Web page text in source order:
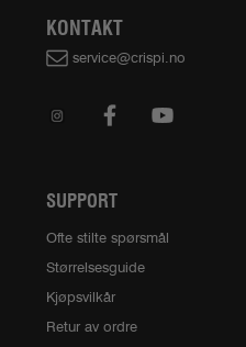
KONTAKT
service@crispi.no
SUPPORT
Ofte stilte spørsmål
Størrelsesguide
Kjøpsvilkår
Retur av ordre